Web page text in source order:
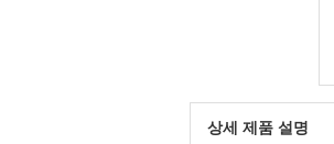
상세 제품 설명